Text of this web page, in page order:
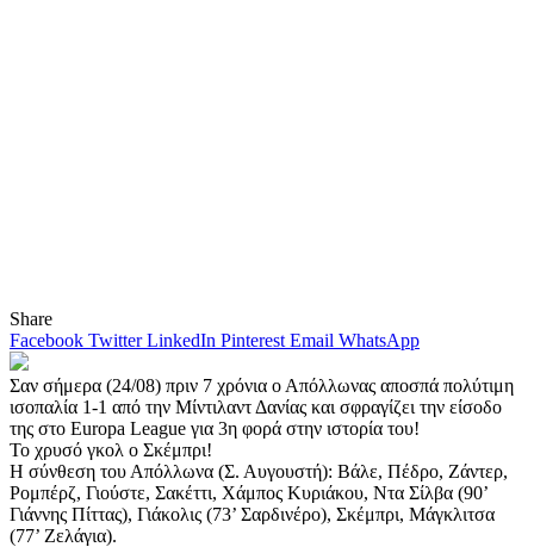
Share
Facebook Twitter LinkedIn Pinterest Email WhatsApp
Σαν σήμερα (24/08) πριν 7 χρόνια ο Απόλλωνας αποσπά πολύτιμη
ισοπαλία 1-1 από την Μίντιλαντ Δανίας και σφραγίζει την είσοδο
της στο Europa League για 3η φορά στην ιστορία του!
Το χρυσό γκολ ο Σκέμπρι!
Η σύνθεση του Απόλλωνα (Σ. Αυγουστή): Βάλε, Πέδρο, Ζάντερ,
Ρομπέρζ, Γιούστε, Σακέττι, Χάμπος Κυριάκου, Ντα Σίλβα (90’
Γιάννης Πίττας), Γιάκολις (73’ Σαρδινέρο), Σκέμπρι, Μάγκλιτσα
(77’ Ζελάγια).